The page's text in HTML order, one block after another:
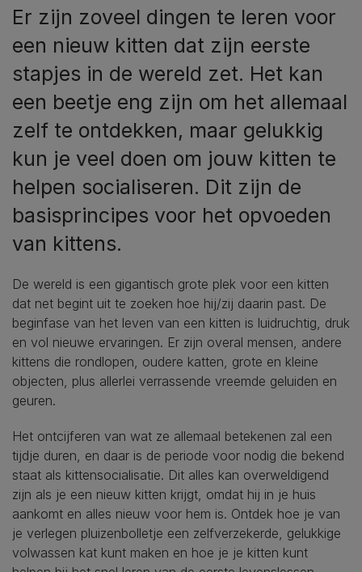
Er zijn zoveel dingen te leren voor
een nieuw kitten dat zijn eerste
stapjes in de wereld zet. Het kan
een beetje eng zijn om het allemaal
zelf te ontdekken, maar gelukkig
kun je veel doen om jouw kitten te
helpen socialiseren. Dit zijn de
basisprincipes voor het opvoeden
van kittens.
De wereld is een gigantisch grote plek voor een kitten
dat net begint uit te zoeken hoe hij/zij daarin past. De
beginfase van het leven van een kitten is luidruchtig, druk
en vol nieuwe ervaringen. Er zijn overal mensen, andere
kittens die rondlopen, oudere katten, grote en kleine
objecten, plus allerlei verrassende vreemde geluiden en
geuren.
Het ontcijferen van wat ze allemaal betekenen zal een
tijdje duren, en daar is de periode voor nodig die bekend
staat als kittensocialisatie. Dit alles kan overweldigend
zijn als je een nieuw kitten krijgt, omdat hij in je huis
aankomt en alles nieuw voor hem is. Ontdek hoe je van
je verlegen pluizenbolletje een zelfverzekerde, gelukkige
volwassen kat kunt maken en hoe je je kitten kunt